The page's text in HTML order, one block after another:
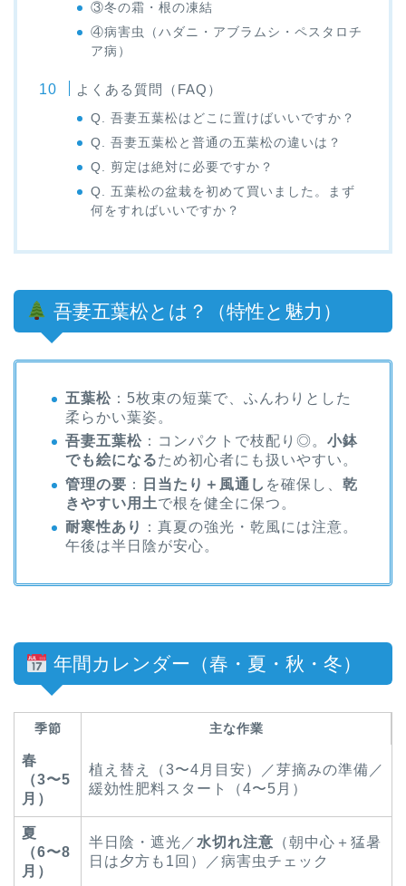
③冬の霜・根の凍結
④病害虫（ハダニ・アブラムシ・ペスタロチ
ア病）
よくある質問（FAQ）
Q. 吾妻五葉松はどこに置けばいいですか？
Q. 吾妻五葉松と普通の五葉松の違いは？
Q. 剪定は絶対に必要ですか？
Q. 五葉松の盆栽を初めて買いました。まず
何をすればいいですか？
吾妻五葉松とは？（特性と魅力）
五葉松 ：5枚束の短葉で、ふんわりとした
柔らかい葉姿。
吾妻五葉松 ：コンパクトで枝配り◎。 小鉢
でも絵になるため初心者にも扱いやすい。
管理の要 ： 日当たり＋風通し を確保し、 乾
きやすい用土で根を健全に保つ。
耐寒性あり
：真夏の強光・乾風には注意。
午後は半日陰が安心。
年間カレンダー（春・夏・秋・冬）
季節 主な作業
春
（3〜5
月）
植え替え（3〜4月目安）／芽摘みの準備／
緩効性肥料スタート（4〜5月）
夏
（6〜8
月）
半日陰・遮光／ 水切れ注意 （朝中心＋猛暑
日は夕方も1回）／病害虫チェック